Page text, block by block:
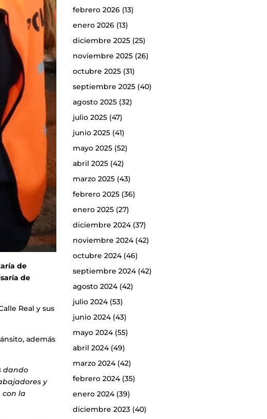
de
de
Real y sus
además
dando
y
con la
febrero 2026(13)
enero 2026(13)
diciembre 2025(25)
noviembre 2025(26)
octubre 2025(31)
septiembre 2025(40)
agosto 2025(32)
julio 2025(47)
junio 2025(41)
mayo 2025(52)
abril 2025(42)
marzo 2025(43)
febrero 2025(36)
enero 2025(27)
diciembre 2024(37)
noviembre 2024(42)
octubre 2024(46)
septiembre 2024(42)
agosto 2024(42)
julio 2024(53)
junio 2024(43)
mayo 2024(55)
abril 2024(49)
marzo 2024(42)
febrero 2024(35)
enero 2024(39)
diciembre 2023(40)